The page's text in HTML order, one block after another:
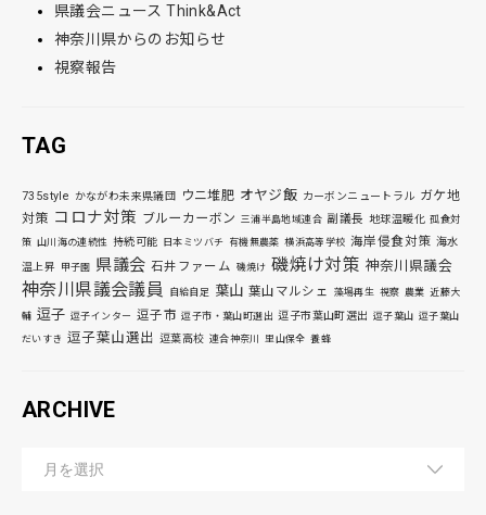
県議会ニュース Think&Act
神奈川県からのお知らせ
視察報告
TAG
735style かながわ未来県議団 ウニ堆肥 オヤジ飯 カーボンニュートラル ガケ地
対策 コロナ対策 ブルーカーボン 三浦半島地域連合 副議長 地球温暖化 孤食対
策 山川海の連続性 持続可能 日本ミツバチ 有機無農薬 横浜高等学校 海岸侵食対策 海水
温上昇 甲子園 県議会 石井ファーム 磯焼け 磯焼け対策 神奈川県議会
神奈川県議会議員 自給自足 葉山 葉山マルシェ 藻場再生 視察 農業 近藤大
輔 逗子 逗子インター 逗子市 逗子市・葉山町選出 逗子市葉山町選出 逗子葉山 逗子葉山
だいすき 逗子葉山選出 逗葉高校 連合神奈川 里山保全 養蜂
ARCHIVE